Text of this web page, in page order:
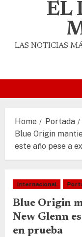
EL
LAS NOTICIAS
Home
Portada
Blue Origin
este año pese a
Internacional
Blue Origin
New Glenn
en prueba